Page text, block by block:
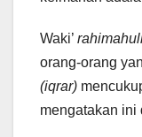
Waki’
orang-orang
(iqrar)
mengatakan ini